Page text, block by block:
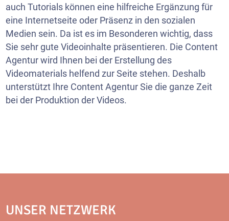
auch Tutorials können eine hilfreiche Ergänzung für
eine Internetseite oder Präsenz in den sozialen
Medien sein. Da ist es im Besonderen wichtig, dass
Sie sehr gute Videoinhalte präsentieren. Die Content
Agentur wird Ihnen bei der Erstellung des
Videomaterials helfend zur Seite stehen. Deshalb
unterstützt Ihre Content Agentur Sie die ganze Zeit
bei der Produktion der Videos.
UNSER NETZWERK